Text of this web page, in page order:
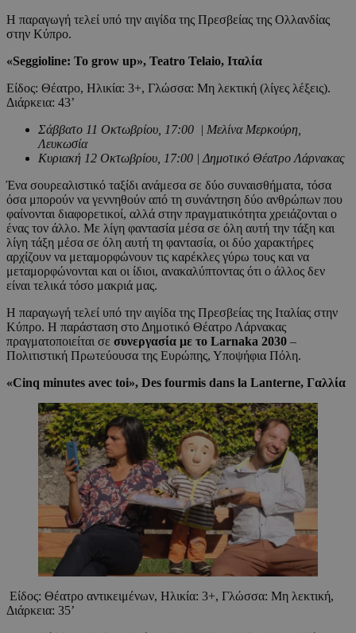
Η παραγωγή τελεί υπό την αιγίδα της Πρεσβείας της Ολλανδίας
στην Κύπρο.
«Seggioline: To grow up», Teatro Telaio, Ιταλία
Είδος: Θέατρο, Ηλικία: 3+, Γλώσσα: Μη λεκτική (λίγες λέξεις).
Διάρκεια: 43’
Σάββατο 11 Οκτωβρίου, 17:00 | Μελίνα Μερκούρη,
Λευκωσία
Κυριακή 12 Οκτωβρίου, 17:00 | Δημοτικό Θέατρο Λάρνακας
Ένα σουρεαλιστικό ταξίδι ανάμεσα σε δύο συναισθήματα, τόσα
όσα μπορούν να γεννηθούν από τη συνάντηση δύο ανθρώπων που
φαίνονται διαφορετικοί, αλλά στην πραγματικότητα χρειάζονται ο
ένας τον άλλο. Με λίγη φαντασία μέσα σε όλη αυτή την τάξη και
λίγη τάξη μέσα σε όλη αυτή τη φαντασία, οι δύο χαρακτήρες
αρχίζουν να μεταμορφώνουν τις καρέκλες γύρω τους και να
μεταμορφώνονται και οι ίδιοι, ανακαλύπτοντας ότι ο άλλος δεν
είναι τελικά τόσο μακριά μας.
Η παραγωγή τελεί υπό την αιγίδα της Πρεσβείας της Ιταλίας στην
Κύπρο. Η παράσταση στο Δημοτικό Θέατρο Λάρνακας
πραγματοποιείται σε συνεργασία με το Larnaka 2030 –
Πολιτιστική Πρωτεύουσα της Ευρώπης, Υποψήφια Πόλη.
«Cinq minutes avec toi», Des fourmis dans la Lanterne, Γαλλία
Είδος: Θέατρο αντικειμένων, Ηλικία: 3+, Γλώσσα: Μη λεκτική,
Διάρκεια: 35’